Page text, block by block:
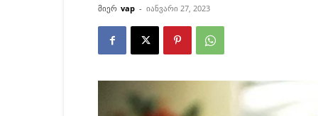
მიერ vap - იანვარი 27, 2023